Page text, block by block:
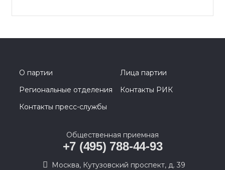
О партии
Лица партии
Региональные отделения
Контакты РИК
Контакты пресс-службы
Общественная приемная
+7 (495) 788-44-93
Москва, Кутузовский проспект, д. 39